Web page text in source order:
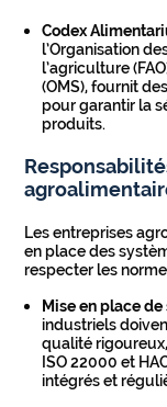
Codex
l’Organisation
l’agriculture
(OMS), fournit
pour garantir la
produits.
Les entreprises
en place des
respecter les
Mise en place
industriels
qualité
ISO 22000 et
intégrés et